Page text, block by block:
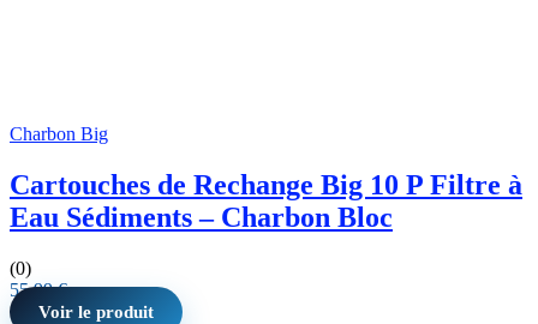
Charbon Big
Cartouches de Rechange Big 10 P Filtre à
Eau Sédiments – Charbon Bloc
(0)
55,99€
Voir le produit